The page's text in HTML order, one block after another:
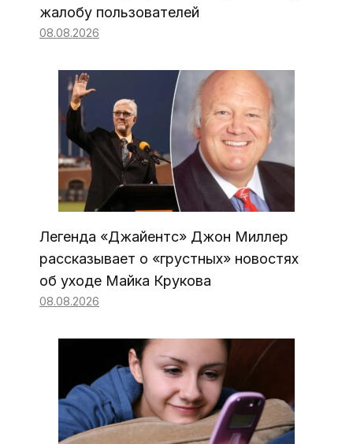
жалобу пользователей
08.08.2026
Легенда «Джайентс» Джон Миллер
рассказывает о «грустных» новостях
об уходе Майка Крукова
08.08.2026